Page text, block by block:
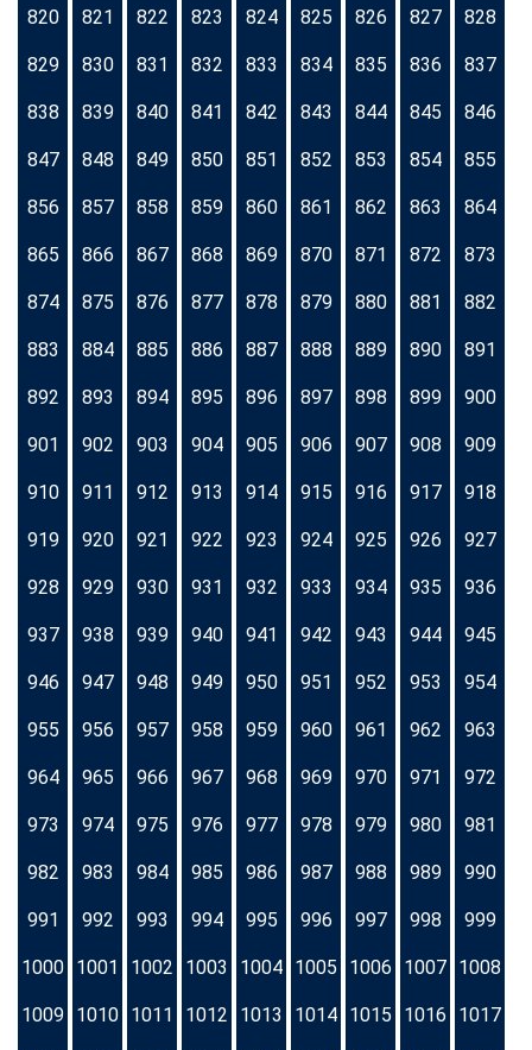
820 821 822 823 824 825 826 827 828
829 830 831 832 833 834 835 836 837
838 839 840 841 842 843 844 845 846
847 848 849 850 851 852 853 854 855
856 857 858 859 860 861 862 863 864
865 866 867 868 869 870 871 872 873
874 875 876 877 878 879 880 881 882
883 884 885 886 887 888 889 890 891
892 893 894 895 896 897 898 899 900
901 902 903 904 905 906 907 908 909
910 911 912 913 914 915 916 917 918
919 920 921 922 923 924 925 926 927
928 929 930 931 932 933 934 935 936
937 938 939 940 941 942 943 944 945
946 947 948 949 950 951 952 953 954
955 956 957 958 959 960 961 962 963
964 965 966 967 968 969 970 971 972
973 974 975 976 977 978 979 980 981
982 983 984 985 986 987 988 989 990
991 992 993 994 995 996 997 998 999
1000 1001 1002 1003 1004 1005 1006 1007 1008
1009 1010 1011 1012 1013 1014 1015 1016 1017